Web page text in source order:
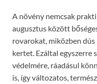
A növény nemcsak
augusztus között
rovarokat, miközben dús
kertet. Ezáltal egyszerre
védelmére, ráadásul
is, így változatos,